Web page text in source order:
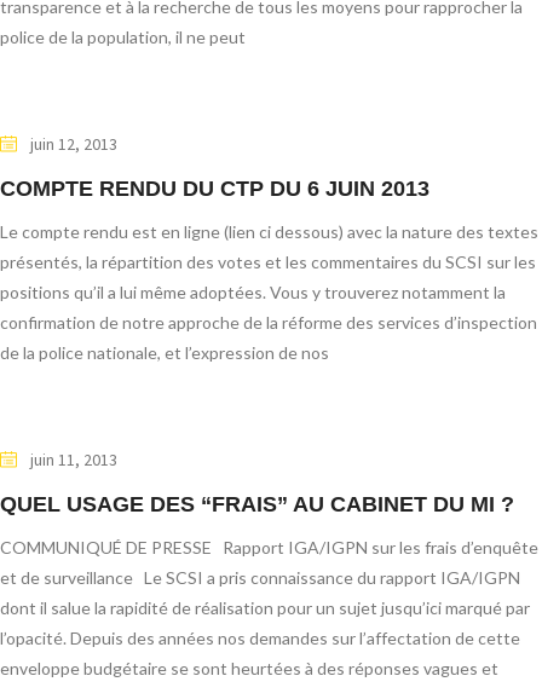
transparence et à la recherche de tous les moyens pour rapprocher la
police de la population, il ne peut
juin 12, 2013
COMPTE RENDU DU CTP DU 6 JUIN 2013
Le compte rendu est en ligne (lien ci dessous) avec la nature des textes
présentés, la répartition des votes et les commentaires du SCSI sur les
positions qu’il a lui même adoptées. Vous y trouverez notamment la
confirmation de notre approche de la réforme des services d’inspection
de la police nationale, et l’expression de nos
juin 11, 2013
QUEL USAGE DES “FRAIS” AU CABINET DU MI ?
COMMUNIQUÉ DE PRESSE Rapport IGA/IGPN sur les frais d’enquête
et de surveillance Le SCSI a pris connaissance du rapport IGA/IGPN
dont il salue la rapidité de réalisation pour un sujet jusqu’ici marqué par
l’opacité. Depuis des années nos demandes sur l’affectation de cette
enveloppe budgétaire se sont heurtées à des réponses vagues et